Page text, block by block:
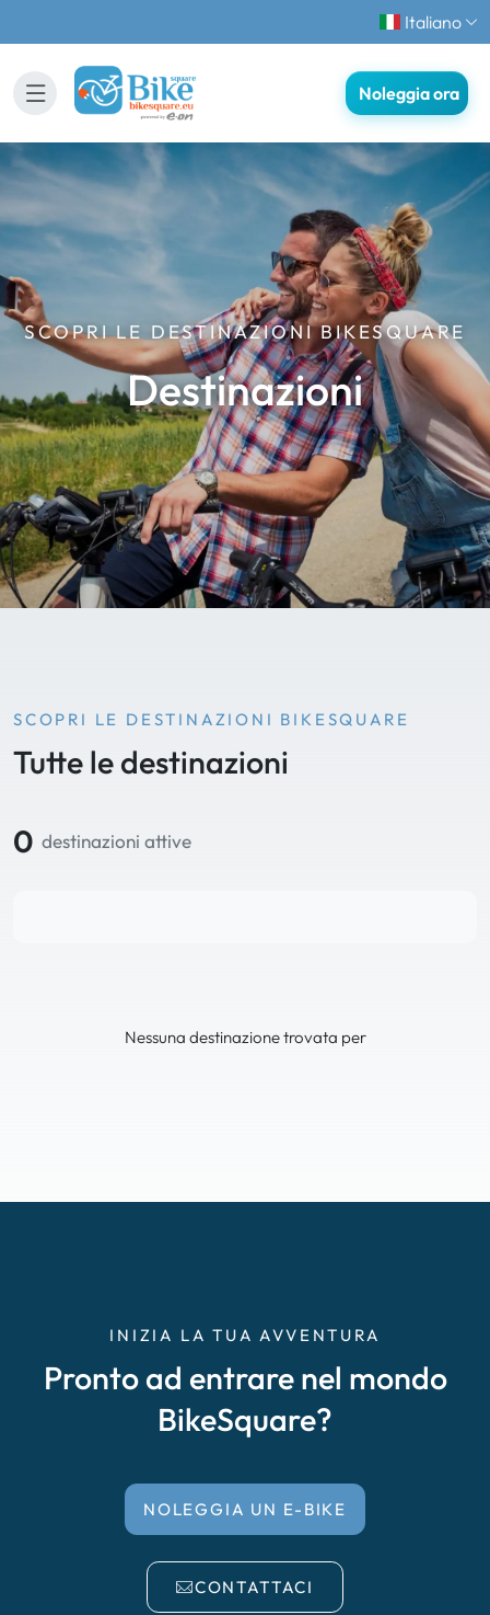
Italiano
Noleggia ora
SCOPRI LE DESTINAZIONI BIKESQUARE
Destinazioni
SCOPRI LE DESTINAZIONI BIKESQUARE
Tutte le destinazioni
0 destinazioni attive
Nessuna destinazione trovata per
INIZIA LA TUA AVVENTURA
Pronto ad entrare nel mondo
BikeSquare?
NOLEGGIA UN E-BIKE
CONTATTACI